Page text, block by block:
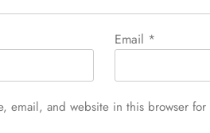
Email *
email, and website in this browser